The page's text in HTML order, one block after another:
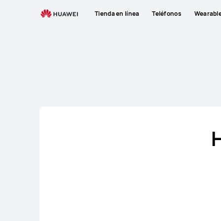
Tienda en línea Teléfonos